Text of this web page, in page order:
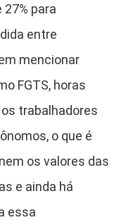
para
entre
mencionar
FGTS, horas
trabalhadores
o que é
os valores das
e ainda há
essa